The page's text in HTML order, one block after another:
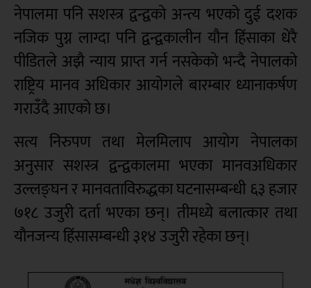
नेपालमा पनि सशस्त्र द्वन्द्वको अन्त्य भएको दुई दशक
नजिक पुग्न लाग्दा पनि द्वन्द्वकालीन यौन हिंसाका धेरै
पीडितले अझै न्याय प्राप्त गर्न नसकेको भन्दै नेपालको
राष्ट्रिय मानव अधिकार आयोगले बारम्बार ध्यानाकर्षण
गराउँदै आएको छ।
सत्य निरुपण तथा मेलमिलाप आयोग नेपालका
अनुसार सशस्त्र द्वन्द्वकालमा भएका मानवअधिकार
उल्लङ्घन र मानवताविरुद्धका घटनासम्बन्धी ६३ हजार
७१८ उजुरी दर्ता भएका छन्। तीमध्ये बलात्कार तथा
यौनजन्य हिंसासम्बन्धी ३१४ उजुरी रहेका छन्।